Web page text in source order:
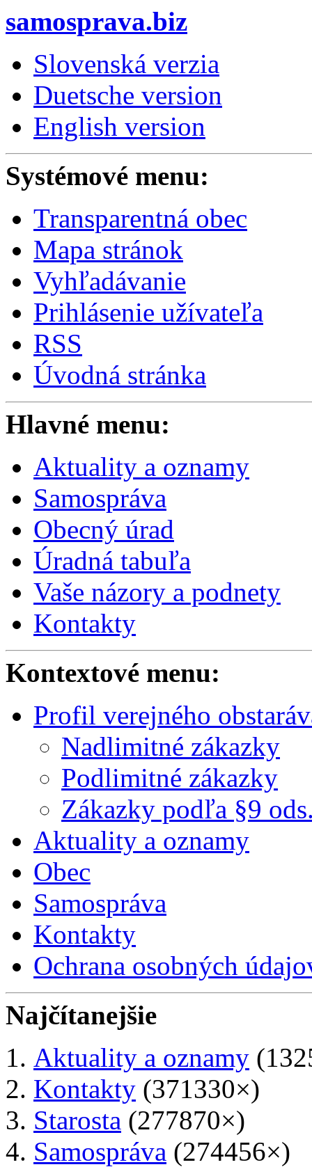
samosprava.biz
Slovenská verzia
Duetsche version
English version
Systémové menu:
Transparentná obec
Mapa stránok
Vyhľadávanie
Prihlásenie užívateľa
RSS
Úvodná stránka
Hlavné menu:
Aktuality a oznamy
Samospráva
Obecný úrad
Úradná tabuľa
Vaše názory a podnety
Kontakty
Kontextové menu:
Profil verejného
Nadlimitné zákazky
Podlimitné zákazky
Zákazky podľa §9
Aktuality a oznamy
Obec
Samospráva
Kontakty
Ochrana osobných
Najčítanejšie
Aktuality a oznamy
Kontakty (371330×)
Starosta (277870×)
Samospráva (274456×)